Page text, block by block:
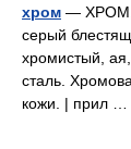
хром — ХРОМ,
серый
хромистый,
сталь.
кожи. | прил …